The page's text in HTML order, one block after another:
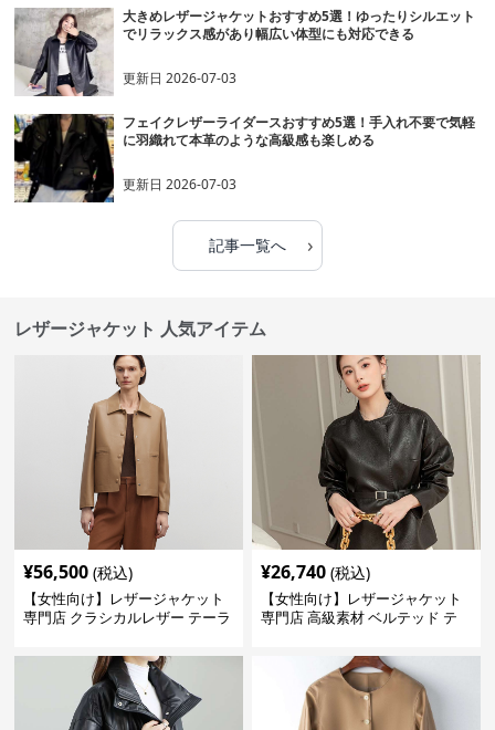
大きめレザージャケットおすすめ5選！ゆったりシルエット
でリラックス感があり幅広い体型にも対応できる
更新日2026-07-03
フェイクレザーライダースおすすめ5選！手入れ不要で気軽
に羽織れて本革のような高級感も楽しめる
更新日2026-07-03
記事一覧へ ›
レザージャケット 人気アイテム
¥56,500 (税込)
【女性向け】レザージャケット
専門店 クラシカルレザー テーラ
¥26,740 (税込)
【女性向け】レザージャケット
専門店 高級素材 ベルテッド テ